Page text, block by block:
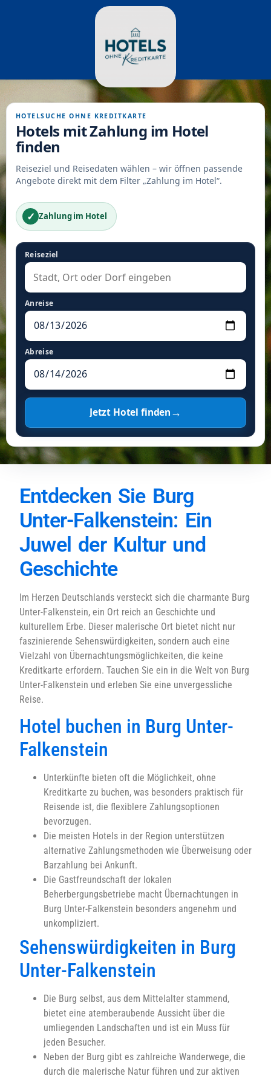
HOTELSUCHE OHNE KREDITKARTE
Hotels mit Zahlung im Hotel
finden
Reiseziel und Reisedaten wählen – wir öffnen passende
Angebote direkt mit dem Filter „Zahlung im Hotel“.
✓ Zahlung im Hotel
Reiseziel
Anreise
Abreise
Jetzt Hotel finden→
Entdecken Sie Burg
Unter-Falkenstein: Ein
Juwel der Kultur und
Geschichte
Im Herzen Deutschlands versteckt sich die charmante Burg
Unter-Falkenstein, ein Ort reich an Geschichte und
kulturellem Erbe. Dieser malerische Ort bietet nicht nur
faszinierende Sehenswürdigkeiten, sondern auch eine
Vielzahl von Übernachtungsmöglichkeiten, die keine
Kreditkarte erfordern. Tauchen Sie ein in die Welt von Burg
Unter-Falkenstein und erleben Sie eine unvergessliche
Reise.
Hotel buchen in Burg Unter-
Falkenstein
Unterkünfte bieten oft die Möglichkeit, ohne
Kreditkarte zu buchen, was besonders praktisch für
Reisende ist, die flexiblere Zahlungsoptionen
bevorzugen.
Die meisten Hotels in der Region unterstützen
alternative Zahlungsmethoden wie Überweisung oder
Barzahlung bei Ankunft.
Die Gastfreundschaft der lokalen
Beherbergungsbetriebe macht Übernachtungen in
Burg Unter-Falkenstein besonders angenehm und
unkompliziert.
Sehenswürdigkeiten in Burg
Unter-Falkenstein
Die Burg selbst, aus dem Mittelalter stammend,
bietet eine atemberaubende Aussicht über die
umliegenden Landschaften und ist ein Muss für
jeden Besucher.
Neben der Burg gibt es zahlreiche Wanderwege, die
durch die malerische Natur führen und zur aktiven